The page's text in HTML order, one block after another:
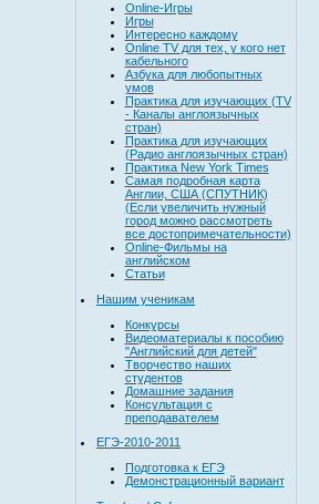
Online-Игры
Игры
Интересно каждому
Online TV для тех, у кого нет
кабельного
Азбука для любопытных
умов
Практика для изучающих (TV
- Каналы англоязычных
стран)
Практика для изучающих
(Радио англоязычных стран)
Практика New York Times
Самая подробная карта
Англии, США (СПУТНИК)
(Если увеличить нужный
город можно рассмотреть
все достопримечательности)
Online-Фильмы на
английском
Статьи
Нашим ученикам
Конкурсы
Видеоматериалы к пособию
"Английский для детей"
Творчество наших
студентов
Домашние задания
Консультация с
преподавателем
ЕГЭ-2010-2011
Подготовка к ЕГЭ
Демонстрационный вариант